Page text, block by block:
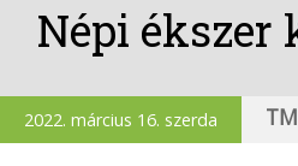
Népi ékszer
2022. március 16. szerda